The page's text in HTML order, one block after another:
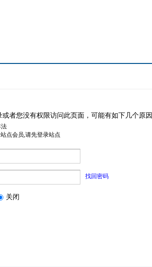
或者您没有权限访问此页面，可能有如下几个原因
点会员,请先登录站点
找回密码
关闭